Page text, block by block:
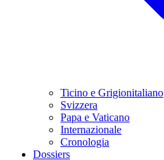
Ticino e Grigionitaliano
Svizzera
Papa e Vaticano
Internazionale
Cronologia
Dossiers